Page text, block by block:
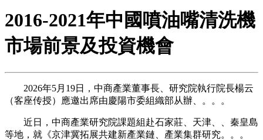
2016-2021年中國噴油嘴清洗機
市場前景及投資機會
2026年5月19日，中商產業董事長、研究院執行院長楊云
（客座传授）應邀出席由慶陽市委組織部从辦、。。。
近日，中商產業研究院課題組赴石家莊、天津、、秦皇島
等地，就《京津冀拓展共建新產業鏈、產業集群研究。。。